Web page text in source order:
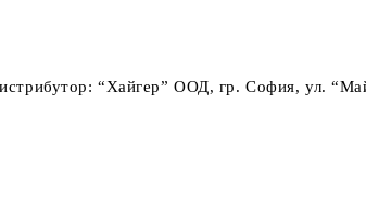
“Хайгер” ООД, гр. София, ул.